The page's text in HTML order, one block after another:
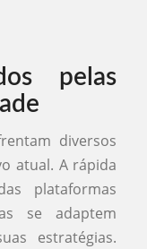
pelas
diversos
atual. A rápida
plataformas
se adaptem
estratégias.